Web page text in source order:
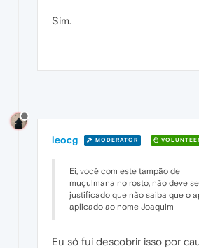
Sim.
leocg MODERATOR
Ei, você com este tampão de
muçulmana no rosto, não deve
justificado que não saiba que o
aplicado ao nome Joaquim
Eu só fui descobrir isso por